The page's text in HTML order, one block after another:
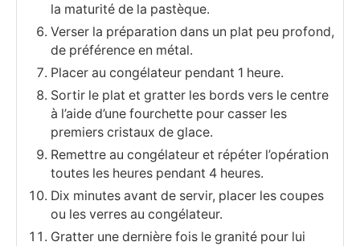
la maturité de la pastèque.
Verser la préparation dans un plat peu profond,
de préférence en métal.
Placer au congélateur pendant 1 heure.
Sortir le plat et gratter les bords vers le centre
à l’aide d’une fourchette pour casser les
premiers cristaux de glace.
Remettre au congélateur et répéter l’opération
toutes les heures pendant 4 heures.
Dix minutes avant de servir, placer les coupes
ou les verres au congélateur.
Gratter une dernière fois le granité pour lui